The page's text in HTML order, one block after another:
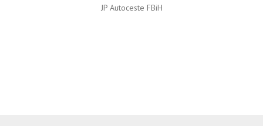
JP Autoceste FBiH